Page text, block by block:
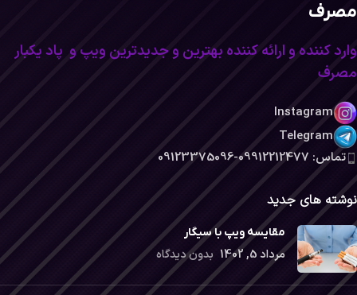
مصرف
وارد کننده و ارائه کننده بهترین و جدیدترین ویپ و پاد یکبار
مصرف
Instagram
Telegram
تماس: 09912212477-09123375096
نوشته های جدید
مقایسه ویپ با سیگار
مرداد 5, 1402 بدون دیدگاه